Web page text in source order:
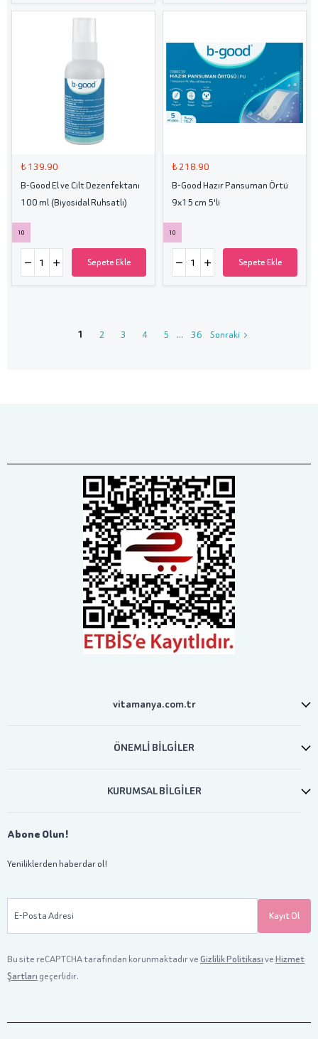
₺ 139.90
B-Good El ve Cilt Dezenfektanı
100 ml (Biyosidal Ruhsatlı)
10
Sepete Ekle
₺ 218.90
B-Good Hazır Pansuman Örtü
9x15 cm 5'li
10
Sepete Ekle
1 2 3 4 5 36 Sonraki
vitamanya.com.tr
ÖNEMLİ BİLGİLER
KURUMSAL BİLGİLER
Abone Olun!
Yeniliklerden haberdar ol!
E-Posta Adresi Kayıt Ol
Bu site reCAPTCHA tarafından korunmaktadır veGizlilik PolitikasıveHizmet
Şartları geçerlidir.